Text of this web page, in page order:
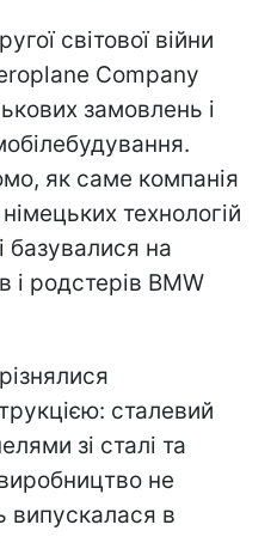
світової війни
Company
замовлень і
як саме компанія
технологій
базувалися на
і родстерів BMW
сталевий
зі сталі та
не
випускалася в